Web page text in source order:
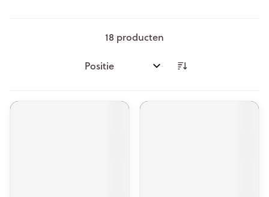
18 producten
Sorteer op: